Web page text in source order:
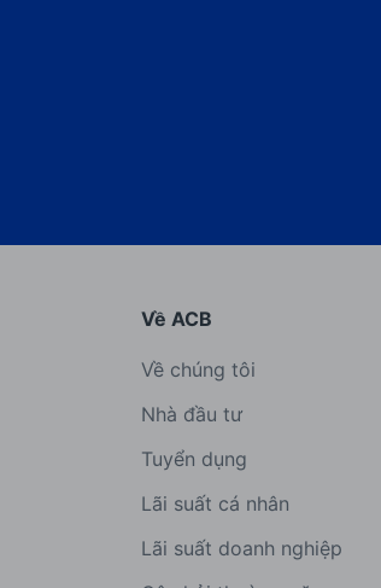
Về ACB
Về chúng tôi
Nhà đầu tư
Tuyển dụng
Lãi suất cá nhân
Lãi suất doanh nghiệp